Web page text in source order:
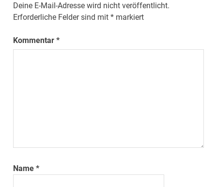
Deine E-Mail-Adresse wird nicht veröffentlicht.
Erforderliche Felder sind mit* markiert
Kommentar*
Name*